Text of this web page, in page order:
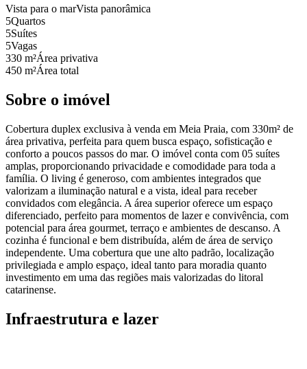
Vista para o marVista panorâmica
5Quartos
5Suítes
5Vagas
330 m²Área privativa
450 m²Área total
Sobre o imóvel
Cobertura duplex exclusiva à venda em Meia Praia, com 330m² de
área privativa, perfeita para quem busca espaço, sofisticação e
conforto a poucos passos do mar. O imóvel conta com 05 suítes
amplas, proporcionando privacidade e comodidade para toda a
família. O living é generoso, com ambientes integrados que
valorizam a iluminação natural e a vista, ideal para receber
convidados com elegância. A área superior oferece um espaço
diferenciado, perfeito para momentos de lazer e convivência, com
potencial para área gourmet, terraço e ambientes de descanso. A
cozinha é funcional e bem distribuída, além de área de serviço
independente. Uma cobertura que une alto padrão, localização
privilegiada e amplo espaço, ideal tanto para moradia quanto
investimento em uma das regiões mais valorizadas do litoral
catarinense.
Infraestrutura e lazer